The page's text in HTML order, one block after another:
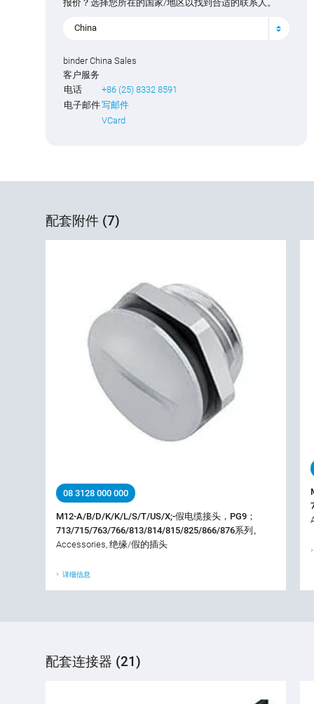
报价？选择您所在的国家/地区以找到合适的联系人。
China
binder China Sales
客户服务
电话
+86 (25) 8332 8591
电子邮件写邮件
VCard
配套附件 (7)
08 3128 000 000
M12-A/B/D/K/K/L/S/T/US/X;-假电缆接头，PG9；
713/715/763/766/813/814/815/825/866/876系列。
Accessories, 绝缘/假的插头
详细信息
配套连接器 (21)